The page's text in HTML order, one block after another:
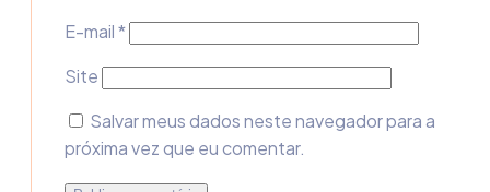
E-mail*
Site
Salvar meus dados neste navegador para a
próxima vez que eu comentar.